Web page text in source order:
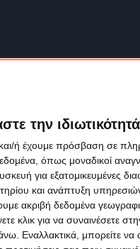
την
ή έχουμε πρόσβαση σε
όπως μοναδικοί
για εξατομικευμένες
και ανάπτυξη
ακριβή δεδομένα
για να συναινέσετε
Εναλλακτικά, μπορείτε